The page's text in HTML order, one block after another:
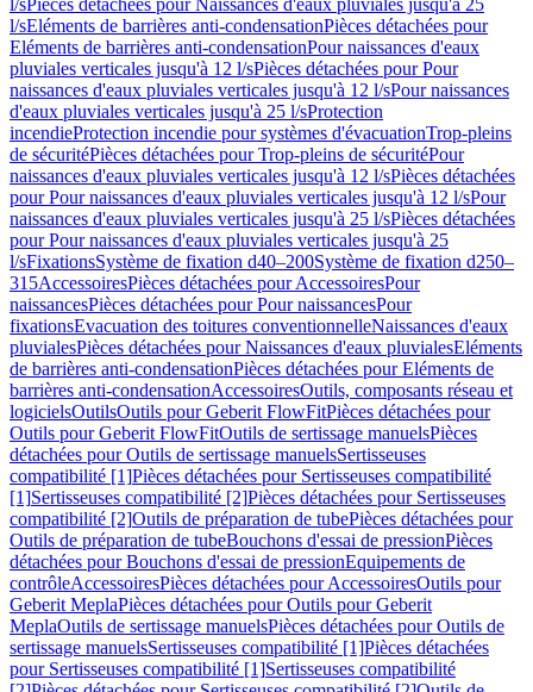
l/sPièces détachées pour Naissances d'eaux pluviales jusqu'à 25
l/sEléments de barrières anti-condensationPièces détachées pour
Eléments de barrières anti-condensationPour naissances d'eaux
pluviales verticales jusqu'à 12 l/sPièces détachées pour Pour
naissances d'eaux pluviales verticales jusqu'à 12 l/sPour naissances
d'eaux pluviales verticales jusqu'à 25 l/sProtection
incendieProtection incendie pour systèmes d'évacuationTrop-pleins
de sécuritéPièces détachées pour Trop-pleins de sécuritéPour
naissances d'eaux pluviales verticales jusqu'à 12 l/sPièces détachées
pour Pour naissances d'eaux pluviales verticales jusqu'à 12 l/sPour
naissances d'eaux pluviales verticales jusqu'à 25 l/sPièces détachées
pour Pour naissances d'eaux pluviales verticales jusqu'à 25
l/sFixationsSystème de fixation d40–200Système de fixation d250–
315AccessoiresPièces détachées pour AccessoiresPour
naissancesPièces détachées pour Pour naissancesPour
fixationsEvacuation des toitures conventionnelleNaissances d'eaux
pluvialesPièces détachées pour Naissances d'eaux pluvialesEléments
de barrières anti-condensationPièces détachées pour Eléments de
barrières anti-condensationAccessoiresOutils, composants réseau et
logicielsOutilsOutils pour Geberit FlowFitPièces détachées pour
Outils pour Geberit FlowFitOutils de sertissage manuelsPièces
détachées pour Outils de sertissage manuelsSertisseuses
compatibilité [1]Pièces détachées pour Sertisseuses compatibilité
[1]Sertisseuses compatibilité [2]Pièces détachées pour Sertisseuses
compatibilité [2]Outils de préparation de tubePièces détachées pour
Outils de préparation de tubeBouchons d'essai de pressionPièces
détachées pour Bouchons d'essai de pressionEquipements de
contrôleAccessoiresPièces détachées pour AccessoiresOutils pour
Geberit MeplaPièces détachées pour Outils pour Geberit
MeplaOutils de sertissage manuelsPièces détachées pour Outils de
sertissage manuelsSertisseuses compatibilité [1]Pièces détachées
pour Sertisseuses compatibilité [1]Sertisseuses compatibilité